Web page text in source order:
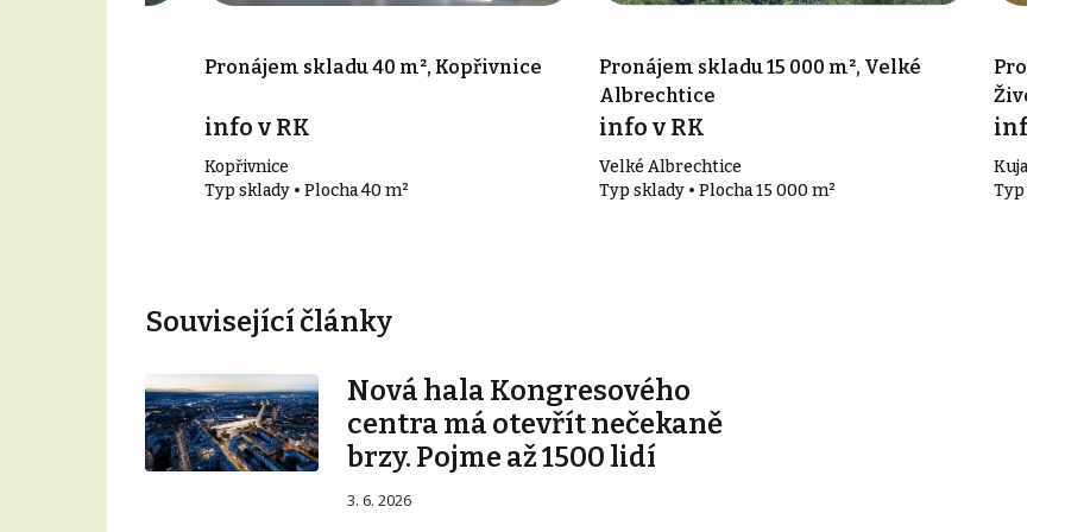
m², Mošnov
m²
Pronájem skladu 40 m², Kopřivnice
info v RK
Kopřivnice
Typ sklady • Plocha 40 m²
Pronájem skladu 15 000 m², Velké
Albrechtice
info v RK
Velké Albrechtice
Typ sklady • Plocha 15 000 m²
info v
Typ
Související články
Nová hala Kongresového
centra má otevřít nečekaně
brzy. Pojme až 1500 lidí
3. 6. 2026